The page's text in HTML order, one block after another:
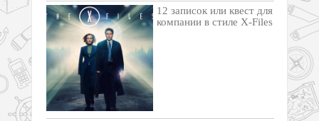
12 записок или квест для
компании в стиле X-Files